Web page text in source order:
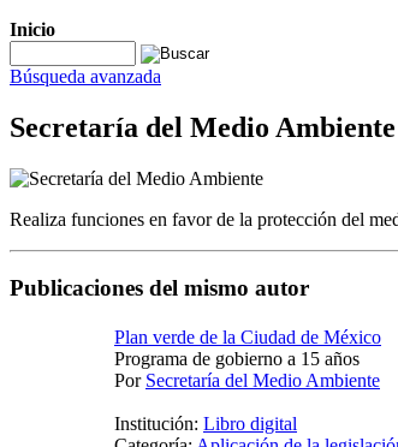
Inicio
Búsqueda avanzada
Secretaría del Medio Ambiente
Realiza funciones en favor de la protección del
Publicaciones del mismo autor
Plan verde de la Ciudad de México
Programa de gobierno a 15 años
Por Secretaría del Medio Ambiente
Institución: Libro digital